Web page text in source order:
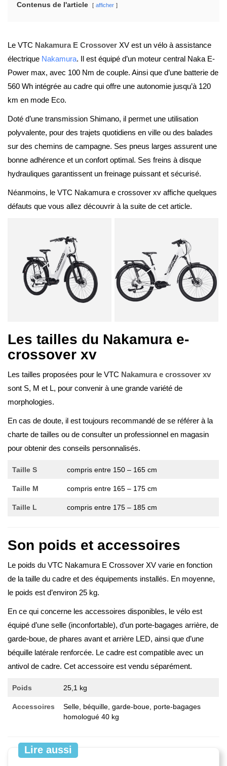
Contenus de l'article afficher
Le VTC Nakamura E Crossover XV est un vélo à assistance
électrique Nakamura. Il est équipé d’un moteur central Naka E-
Power max, avec 100 Nm de couple. Ainsi que d’une batterie de
560 Wh intégrée au cadre qui offre une autonomie jusqu’à 120
km en mode Eco.
Doté d’une transmission Shimano, il permet une utilisation
polyvalente, pour des trajets quotidiens en ville ou des balades
sur des chemins de campagne. Ses pneus larges assurent une
bonne adhérence et un confort optimal. Ses freins à disque
hydrauliques garantissent un freinage puissant et sécurisé.
Néanmoins, le VTC Nakamura e crossover xv affiche quelques
défauts que vous allez découvrir à la suite de cet article.
Les tailles du Nakamura e-
crossover xv
Les tailles proposées pour le VTC Nakamura e crossover xv
sont S, M et L, pour convenir à une grande variété de
morphologies.
En cas de doute, il est toujours recommandé de se référer à la
charte de tailles ou de consulter un professionnel en magasin
pour obtenir des conseils personnalisés.
Taille S compris entre 150 – 165 cm
Taille M compris entre 165 – 175 cm
Taille L compris entre 175 – 185 cm
Son poids et accessoires
Le poids du VTC Nakamura E Crossover XV varie en fonction
de la taille du cadre et des équipements installés. En moyenne,
le poids est d’environ 25 kg.
En ce qui concerne les accessoires disponibles, le vélo est
équipé d’une selle (inconfortable), d’un porte-bagages arrière, de
garde-boue, de phares avant et arrière LED, ainsi que d’une
béquille latérale renforcée. Le cadre est compatible avec un
antivol de cadre. Cet accessoire est vendu séparément.
Poids 25,1 kg
Accessoires
Selle, béquille, garde-boue, porte-bagages
homologué 40 kg
Lire aussi